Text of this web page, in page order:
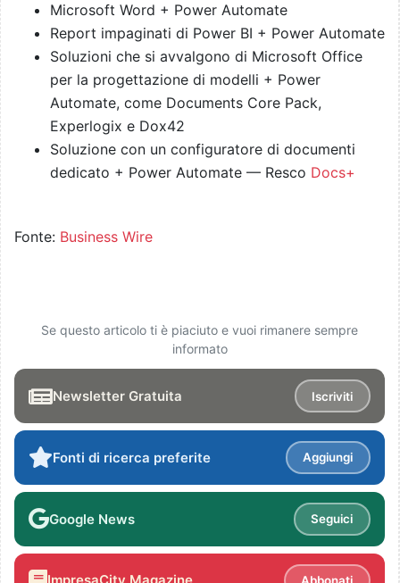
Microsoft Word + Power Automate
Report impaginati di Power BI + Power Automate
Soluzioni che si avvalgono di Microsoft Office
per la progettazione di modelli + Power
Automate, come Documents Core Pack,
Experlogix e Dox42
Soluzione con un configuratore di documenti
dedicato + Power Automate — Resco Docs+
Fonte: Business Wire
Se questo articolo ti è piaciuto e vuoi rimanere sempre
informato
Newsletter Gratuita Iscriviti
Fonti di ricerca preferite Aggiungi
Google News Seguici